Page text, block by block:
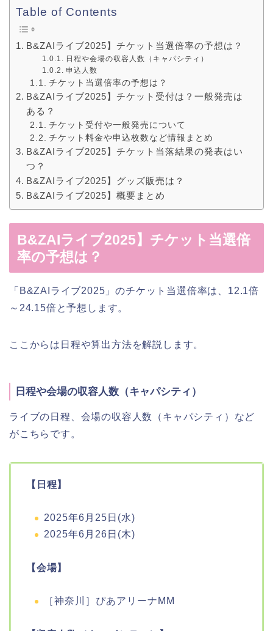
Table of Contents
B&ZAIライブ2025】チケット当選倍率の予想は？
日程や会場の収容人数（キャパシティ）
申込人数
チケット当選倍率の予想は？
B&ZAIライブ2025】チケット受付は？一般発売は
ある？
チケット受付や一般発売について
チケット料金や申込枚数など情報まとめ
B&ZAIライブ2025】チケット当落結果の発表はい
つ？
B&ZAIライブ2025】グッズ販売は？
B&ZAIライブ2025】概要まとめ
B&ZAIライブ2025】チケット当選倍
率の予想は？
「B&ZAIライブ2025」のチケット当選倍率は、12.1倍
～24.15倍と予想します。
ここからは日程や算出方法を解説します。
日程や会場の収容人数（キャパシティ）
ライブの日程、会場の収容人数（キャパシティ）など
がこちらです。
【日程】
2025年6月25日(水)
2025年6月26日(木)
【会場】
［神奈川］ぴあアリーナMM